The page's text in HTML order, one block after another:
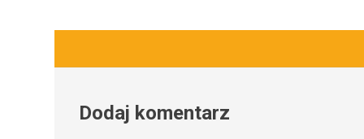
Dodaj komentarz